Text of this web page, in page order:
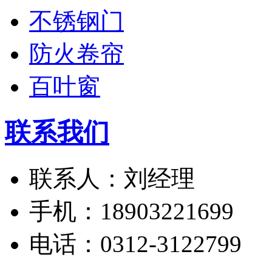
不锈钢门
防火卷帘
百叶窗
联系我们
联系人：刘经理
手机：18903221699
电话：0312-3122799